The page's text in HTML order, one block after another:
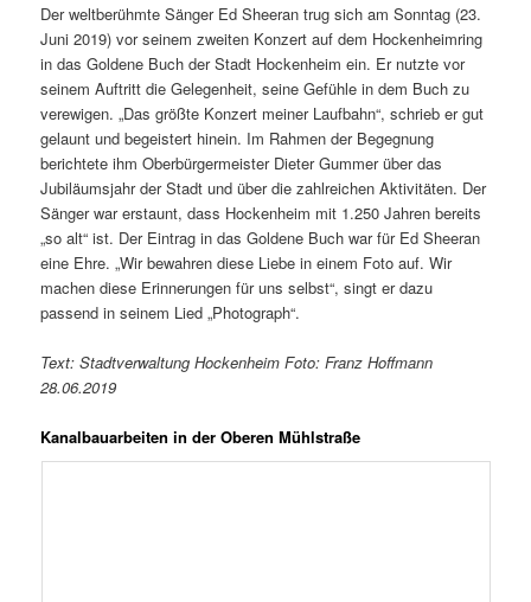
Der weltberühmte Sänger Ed Sheeran trug sich am Sonntag (23.
Juni 2019) vor seinem zweiten Konzert auf dem Hockenheimring
in das Goldene Buch der Stadt Hockenheim ein. Er nutzte vor
seinem Auftritt die Gelegenheit, seine Gefühle in dem Buch zu
verewigen. „Das größte Konzert meiner Laufbahn“, schrieb er gut
gelaunt und begeistert hinein. Im Rahmen der Begegnung
berichtete ihm Oberbürgermeister Dieter Gummer über das
Jubiläumsjahr der Stadt und über die zahlreichen Aktivitäten. Der
Sänger war erstaunt, dass Hockenheim mit 1.250 Jahren bereits
„so alt“ ist. Der Eintrag in das Goldene Buch war für Ed Sheeran
eine Ehre. „Wir bewahren diese Liebe in einem Foto auf. Wir
machen diese Erinnerungen für uns selbst“, singt er dazu
passend in seinem Lied „Photograph“.
Text: Stadtverwaltung Hockenheim Foto: Franz Hoffmann
28.06.2019
Kanalbauarbeiten in der Oberen Mühlstraße